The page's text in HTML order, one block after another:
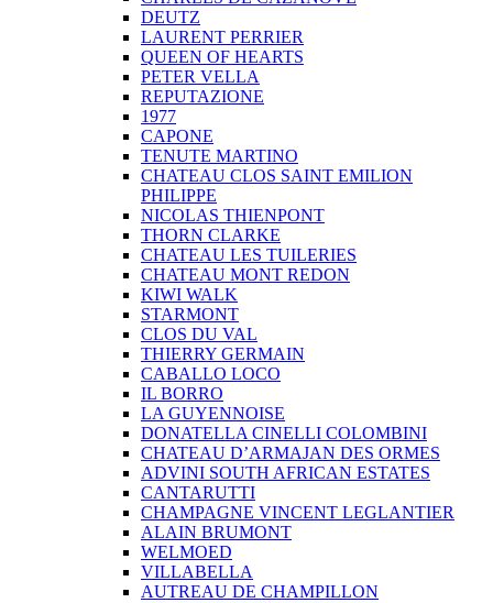
DEUTZ
LAURENT PERRIER
QUEEN OF HEARTS
PETER VELLA
REPUTAZIONE
1977
CAPONE
TENUTE MARTINO
CHATEAU CLOS SAINT EMILION
PHILIPPE
NICOLAS THIENPONT
THORN CLARKE
CHATEAU LES TUILERIES
CHATEAU MONT REDON
KIWI WALK
STARMONT
CLOS DU VAL
THIERRY GERMAIN
CABALLO LOCO
IL BORRO
LA GUYENNOISE
DONATELLA CINELLI COLOMBINI
CHATEAU D’ARMAJAN DES ORMES
ADVINI SOUTH AFRICAN ESTATES
CANTARUTTI
CHAMPAGNE VINCENT LEGLANTIER
ALAIN BRUMONT
WELMOED
VILLABELLA
AUTREAU DE CHAMPILLON